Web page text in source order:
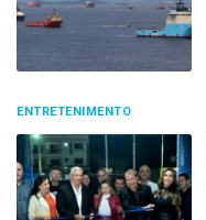
ENTRETENIMENTO